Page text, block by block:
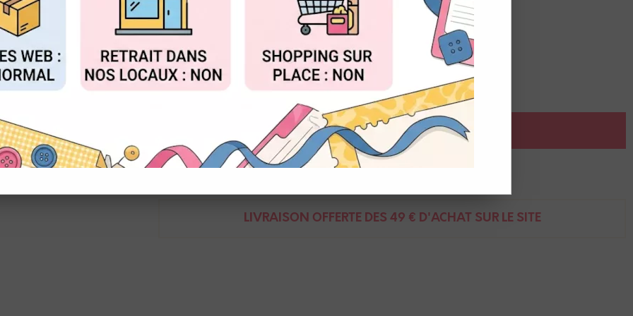
Réf. :1050.5002.COL.23
Vivant
Ficelle en coton avec fil métallisé.
Bobine de 50m
AJOUTER AU PANIER
Demande de renseignement
LIVRAISON OFFERTE DÈS 49 € D'ACHAT SUR LE SITE
ACCEPTER TOUT